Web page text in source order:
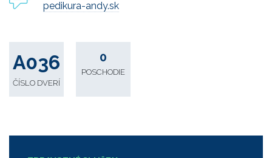
pedikura-andy.sk
A036
ČÍSLO DVERÍ
0
POSCHODIE